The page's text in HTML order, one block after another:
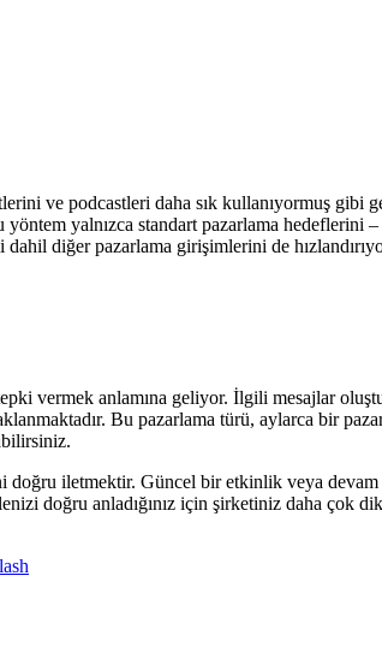
ve podcastleri daha sık kullanıyormuş gibi
yalnızca standart pazarlama hedeflerini
diğer pazarlama girişimlerini de
vermek anlamına geliyor. İlgili mesajlar
Bu pazarlama türü, aylarca bir
doğru iletmektir. Güncel bir etkinlik veya
doğru anladığınız için şirketiniz daha çok